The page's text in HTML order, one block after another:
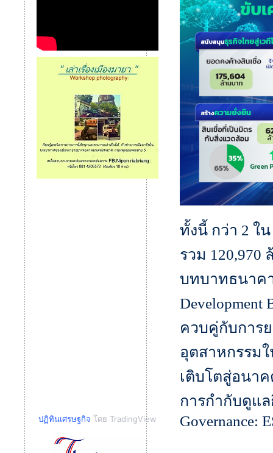
ปฏิทินเศรษฐกิจ โดย TradingView
ทั้งนี้ กว่า 2 ใ
รวม 120,970
บทบาทธนาค
Development
ควบคู่กับการ
อุตสาหกรรม
เติบโตสู่อนา
การกำกับดูแล
Governance: